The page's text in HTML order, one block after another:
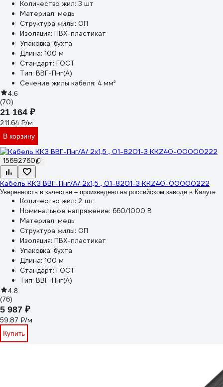
Количество жил: 3 шт
Материал: медь
Структура жилы: ОП
Изоляция: ПВХ-пластикат
Упаковка: бухта
Длина: 100 м
Стандарт: ГОСТ
Тип: ВВГ-Пнг(А)
Сечение жилы кабеля: 4 мм²
4.6
(70)
21 164 ₽
211.64 ₽/м
В корзину
15692760
Кабель ККЗ ВВГ-Пнг/А/ 2x1,5 , 01-8201-3 KKZ40-00000222
Уверенность в качестве – произведено на российском заводе в Калуге
Количество жил: 2 шт
Номинальное напряжение: 660/1000 В
Материал: медь
Структура жилы: ОП
Изоляция: ПВХ-пластикат
Упаковка: бухта
Длина: 100 м
Стандарт: ГОСТ
Тип: ВВГ-Пнг(А)
4.8
(76)
5 987 ₽
59.87 ₽/м
Купить